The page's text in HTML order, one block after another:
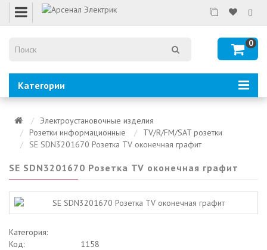
0
Категории
Электроустановочные изделия
Розетки информационные
TV/R/FM/SAT розетки
SE SDN3201670 Розетка TV оконечная графит
SE SDN3201670 Розетка TV оконечная графит
Категория:
Код:
1158